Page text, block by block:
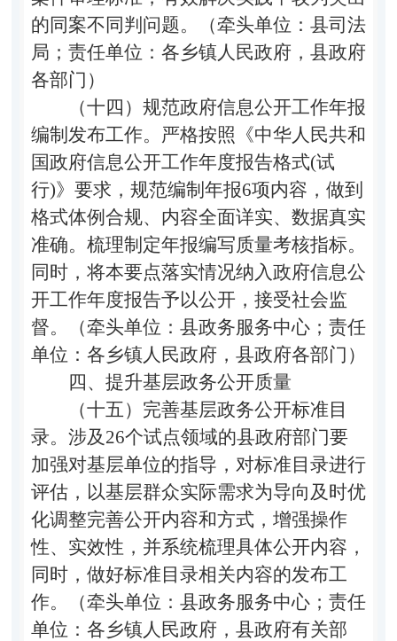
的同案不同判问题。（牵头单位：县司法
局；责任单位：各乡镇人民政府，县政府
各部门）
（十四）规范政府信息公开工作年报
编制发布工作。 严格按照 《中华人民共和
国政府信息公开工作年度报告格式(试
行)》要求，规范编制年报6项内容，做到
格式体例合规、内容全面详实、数据真实
准确。梳理制定年报编写质量考核指标。
同时，将本要点落实情况纳入政府信息公
开工作年度报告予以公开，接受社会监
督。（牵头单位：县政务服务中心；责任
单位：各乡镇人民政府，县政府各部门）
四、提升基层政务公开质量
（十五）完善基层政务公开标准目
录。 涉及 26个试点领域的县政府部门要
加强对基层单位的指导，对标准目录进行
评估，以基层群众实际需求为导向及时优
化调整完善公开内容和方式，增强操作
性、实效性，并系统梳理具体公开内容，
同时，做好标准目录相关内容的发布工
作。（牵头单位：县政务服务中心；责任
单位： 各乡镇人民政府，县政府有关部